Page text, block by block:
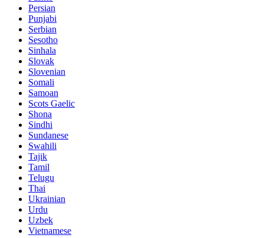
Persian
Punjabi
Serbian
Sesotho
Sinhala
Slovak
Slovenian
Somali
Samoan
Scots Gaelic
Shona
Sindhi
Sundanese
Swahili
Tajik
Tamil
Telugu
Thai
Ukrainian
Urdu
Uzbek
Vietnamese